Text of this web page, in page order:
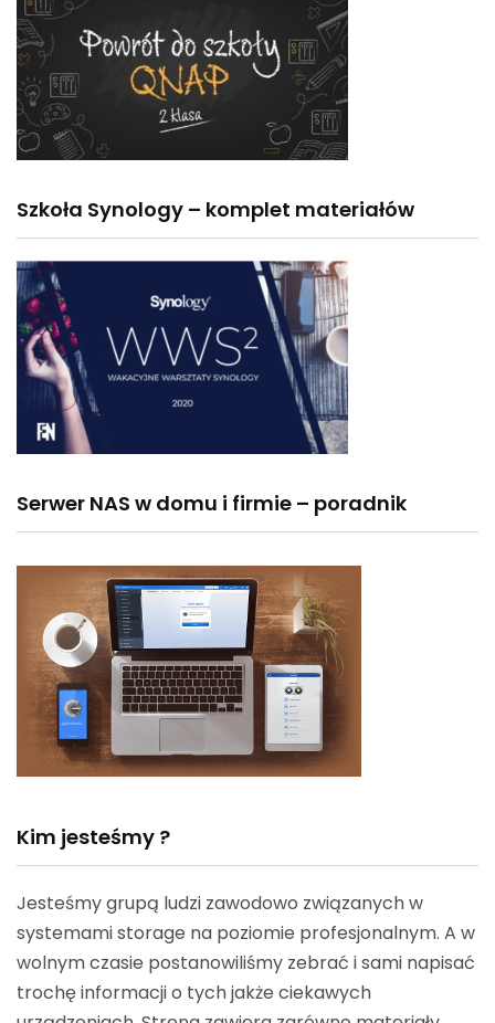
Szkoła Synology – komplet materiałów
Serwer NAS w domu i firmie – poradnik
Kim jesteśmy ?
Jesteśmy grupą ludzi zawodowo związanych w
systemami storage na poziomie profesjonalnym. A w
wolnym czasie postanowiliśmy zebrać i sami napisać
trochę informacji o tych jakże ciekawych